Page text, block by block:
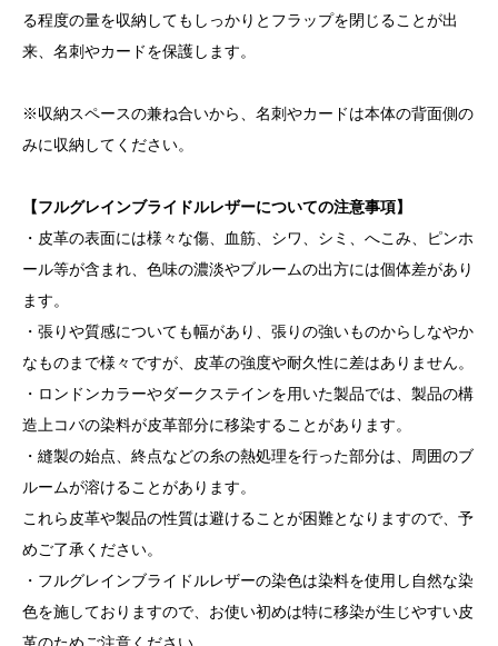
る程度の量を収納してもしっかりとフラップを閉じることが出
来、名刺やカードを保護します。
※収納スペースの兼ね合いから、名刺やカードは本体の背面側の
みに収納してください。
【フルグレインブライドルレザーについての注意事項】
・皮革の表面には様々な傷、血筋、シワ、シミ、へこみ、ピンホ
ール等が含まれ、色味の濃淡やブルームの出方には個体差があり
ます。
・張りや質感についても幅があり、張りの強いものからしなやか
なものまで様々ですが、皮革の強度や耐久性に差はありません。
・ロンドンカラーやダークステインを用いた製品では、製品の構
造上コバの染料が皮革部分に移染することがあります。
・縫製の始点、終点などの糸の熱処理を行った部分は、周囲のブ
ルームが溶けることがあります。
これら皮革や製品の性質は避けることが困難となりますので、予
めご了承ください。
・フルグレインブライドルレザーの染色は染料を使用し自然な染
色を施しておりますので、お使い初めは特に移染が生じやすい皮